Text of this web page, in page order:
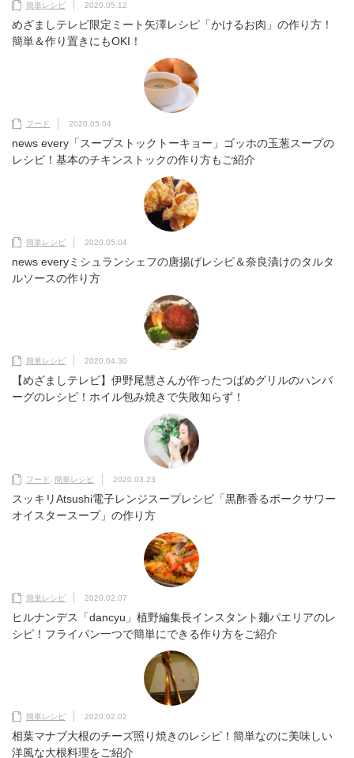
簡単レシピ 2020.05.12
めざましテレビ限定ミート矢澤レシピ「かけるお肉」の作り方！
簡単＆作り置きにもOKI！
フード 2020.05.04
news every「スープストックトーキョー」ゴッホの玉葱スープの
レシピ！基本のチキンストックの作り方もご紹介
簡単レシピ 2020.05.04
news everyミシュランシェフの唐揚げレシピ＆奈良漬けのタルタ
ルソースの作り方
簡単レシピ 2020.04.30
【めざましテレビ】伊野尾慧さんが作ったつばめグリルのハンバ
ーグのレシピ！ホイル包み焼きで失敗知らず！
フード 簡単レシピ 2020.03.23
スッキリAtsushi電子レンジスープレシピ「黒酢香るポークサワー
オイスタースープ」の作り方
簡単レシピ 2020.02.07
ヒルナンデス「dancyu」植野編集長インスタント麺パエリアのレ
シピ！フライパン一つで簡単にできる作り方をご紹介
簡単レシピ 2020.02.02
相葉マナブ大根のチーズ照り焼きのレシピ！簡単なのに美味しい
洋風な大根料理をご紹介